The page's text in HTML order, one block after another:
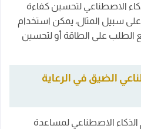
الاصطناعي لتحسين كفاءة
على سبيل المثال، يمكن استخدام
الطلب على الطاقة أو لتحسين
الضيق في الرعاية
الاصطناعي لمساعدة